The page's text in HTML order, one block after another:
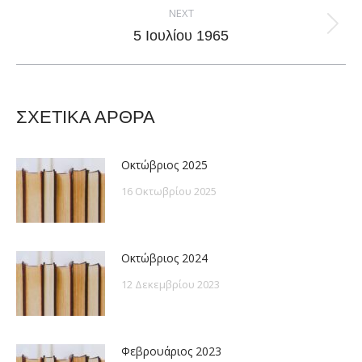
NEXT
Next
5 Ιουλίου 1965
ΣΧΕΤΙΚΑ ΑΡΘΡΑ
Οκτώβριος 2025
16 Οκτωβρίου 2025
Οκτώβριος 2024
12 Δεκεμβρίου 2023
Φεβρουάριος 2023